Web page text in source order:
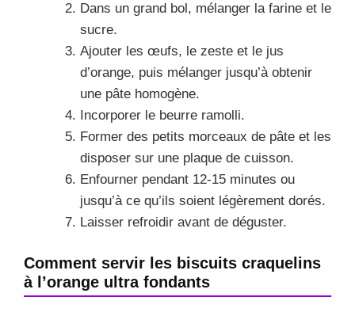
Dans un grand bol, mélanger la farine et le
sucre.
Ajouter les œufs, le zeste et le jus
d’orange, puis mélanger jusqu’à obtenir
une pâte homogène.
Incorporer le beurre ramolli.
Former des petits morceaux de pâte et les
disposer sur une plaque de cuisson.
Enfourner pendant 12-15 minutes ou
jusqu’à ce qu’ils soient légèrement dorés.
Laisser refroidir avant de déguster.
Comment servir les biscuits craquelins
à l’orange ultra fondants